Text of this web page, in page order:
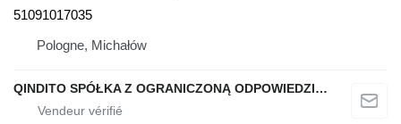
51091017035
Pologne, Michałów
QINDITO SPÓŁKA Z OGRANICZONĄ ODPOWIEDZIALNOŚCIĄ